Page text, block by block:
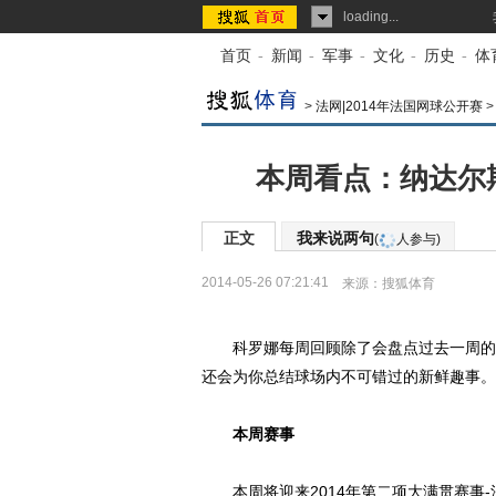
loading...
首页 - 新闻 - 军事 - 文化 - 历史 - 体
> 法网|2014年法国网球公开赛 >
本周看点：纳达
正文 我来说两句( 人参与)
2014-05-26 07:21:41 来源： 搜狐体育
科罗娜每周回顾除了会盘点过去一周的
还会为你总结球场内不可错过的新鲜趣事。
本周赛事
本周将迎来2014年第二项大满贯赛事-